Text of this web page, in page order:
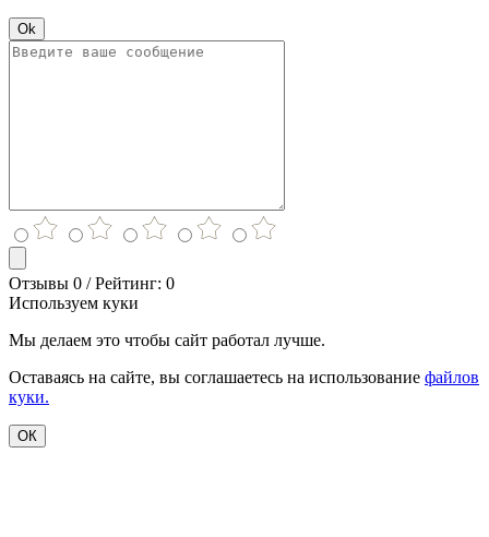
Ok
Отзывы 0 / Рейтинг: 0
Используем куки
Мы делаем это чтобы сайт работал лучше.
Оставаясь на сайте, вы соглашаетесь на использование файлов
куки.
ОК